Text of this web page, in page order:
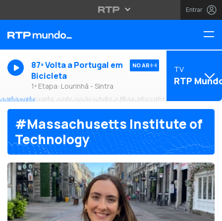
Entrar
87ª Volta a Portugal em
Bicicleta
1ª Etapa: Lourinhã - Sintra
NO AR TV
RTP
#Massachusetts Institute of
Technology